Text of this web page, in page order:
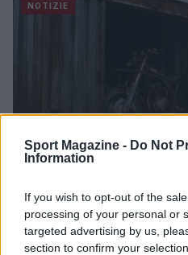
Sport Magazine - Do Not
Information
If you wish to opt-out of the
processing of your personal or
targeted advertising by us,
section to confirm your
NOTIZIE
Scoperte carcasse di
destinati al Senegal